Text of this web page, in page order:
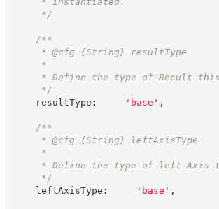
*/
/**
* @cfg {String}
resultType
*
* Define the type of Result this
*/
resultType : ' base ' ,
/**
* @cfg {String}
leftAxisType
*
* Define the type of left Axis
*/
leftAxisType : ' base ' ,